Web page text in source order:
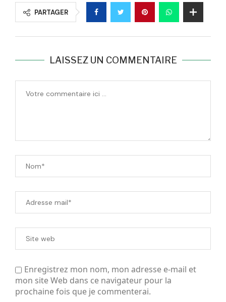
PARTAGER
LAISSEZ UN COMMENTAIRE
Enregistrez mon nom, mon adresse e-mail et
mon site Web dans ce navigateur pour la
prochaine fois que je commenterai.